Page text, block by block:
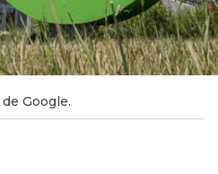
Google.